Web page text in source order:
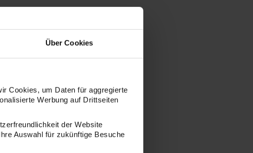
Über Cookies
Cookies, um Daten für aggregierte
Werbung auf Drittseiten
der Website
Auswahl für zukünftige Besuche